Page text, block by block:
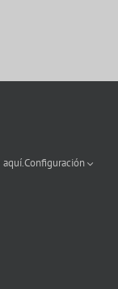
aquí.Configuración